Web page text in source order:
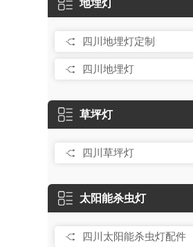
地埋灯
四川地埋灯定制
四川地埋灯
草坪灯
四川草坪灯
太阳能杀虫灯
四川太阳能杀虫灯配件